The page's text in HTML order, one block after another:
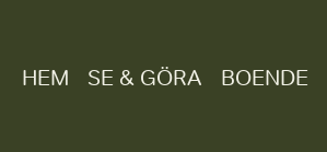
HEM SE & GÖRA BOENDE